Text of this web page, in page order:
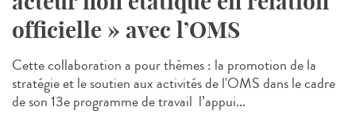
officielle » avec l’OMS
Cette collaboration a pour thèmes : la promotion de la
stratégie et le soutien aux activités de l'OMS dans le cadre
de son 13e programme de travail l’appui...